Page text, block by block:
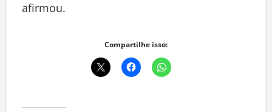
afirmou.
Compartilhe isso: